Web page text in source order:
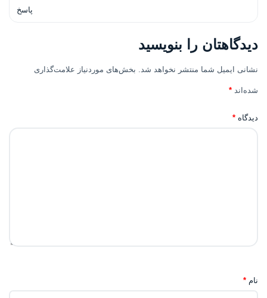
پاسخ
دیدگاهتان را بنویسید
نشانی ایمیل شما منتشر نخواهد شد. بخش‌های موردنیاز علامت‌گذاری
شده‌اند *
دیدگاه *
نام *